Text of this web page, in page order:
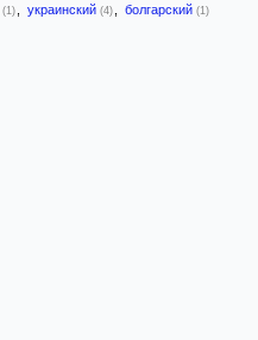
(1) украинский (4) болгарский (1)